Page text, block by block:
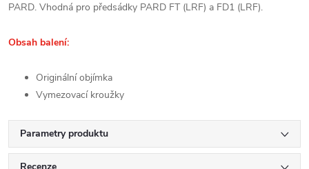
PARD. Vhodná pro předsádky PARD FT (LRF) a FD1 (LRF).
Obsah balení:
Originální objímka
Vymezovací kroužky
Parametry produktu